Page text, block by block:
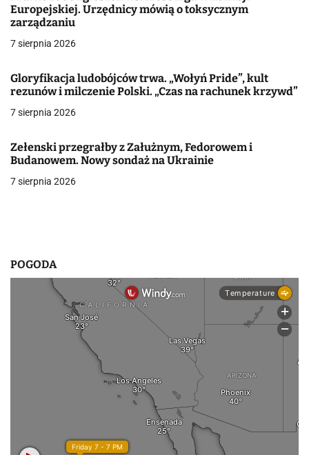
c
j
a
w
i
s
Europejskiej. Urzędnicy mówią o toksycznym
zarządzaniu
7 sierpnia 2026
Gloryfikacja ludobójców trwa. „Wołyń Pride”, kult
rezunów i milczenie Polski. „Czas na rachunek krzywd”
7 sierpnia 2026
Zełenski przegrałby z Załużnym, Fedorowem i
Budanowem. Nowy sondaż na Ukrainie
7 sierpnia 2026
POGODA